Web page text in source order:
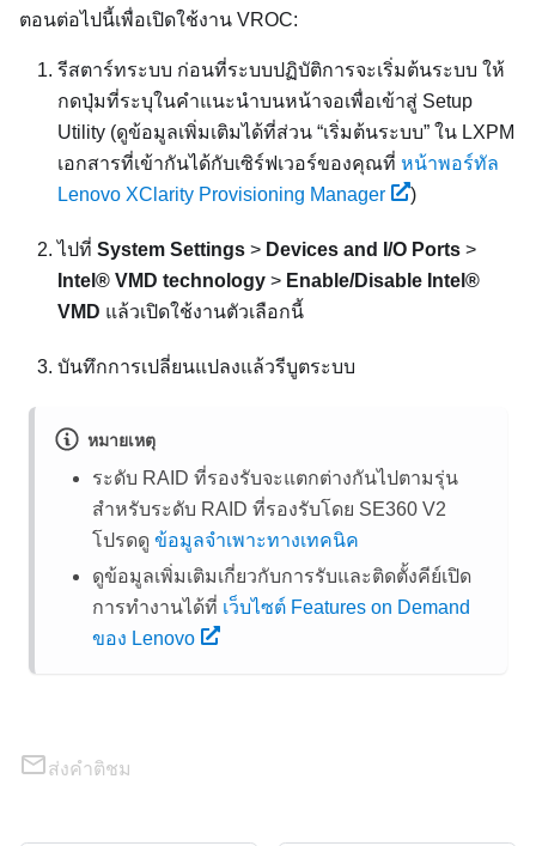
ตอนต่อไปนี้เพื่อเปิดใช้งาน VROC:
รีสตาร์ทระบบ ก่อนที่ระบบปฏิบัติการจะเริ่มต้นระบบ ให้
กดปุ่มที่ระบุในคําแนะนําบนหน้าจอเพื่อเข้าสู่ Setup
Utility (ดูข้อมูลเพิ่มเติมได้ที่ส่วน เริ่มต้นระบบ ใน LXPM
เอกสารที่เข้ากันได้กับเซิร์ฟเวอร์ของคุณที่ หน้าพอร์ทัล
Lenovo XClarity Provisioning Manager
)
ไปที่ System Settings > Devices and I/O Ports >
Intel® VMD technology > Enable/Disable Intel®
VMD แล้วเปิดใช้งานตัวเลือกนี้
บันทึกการเปลี่ยนแปลงแล้วรีบูตระบบ
หมายเหตุ
ระดับ RAID ที่รองรับจะแตกต่างกันไปตามรุ่น
สำหรับระดับ RAID ที่รองรับโดย SE360 V2
โปรดดู ข้อมูลจำเพาะทางเทคนิค
ดูข้อมูลเพิ่มเติมเกี่ยวกับการรับและติดตั้งคีย์เปิด
การทำงานได้ที่ เว็บไซต์ Features on Demand
ของ Lenovo
ส่งคำติชม